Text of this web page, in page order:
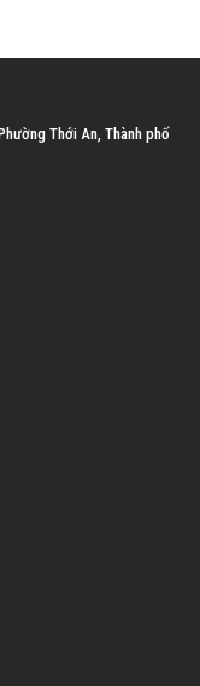
Thới An, Thành phố